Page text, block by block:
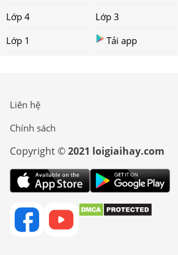
Lớp 4
Lớp 3
Lớp 1
Tải app
Liên hệ
Chính sách
Copyright ©2021 loigiaihay.com